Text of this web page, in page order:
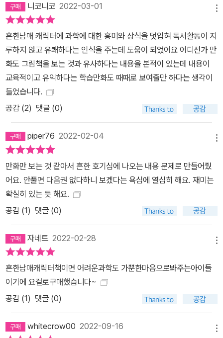
니코니코 2022-03-01
흔한남매 캐릭터에 과학에 대한 흥미와 상식을 덧입혀 독서활동이 지
루하지 않고 유쾌하다는 인식을 주는데 도움이 되었어요 어디선가 만
화도 그림책을 보는 것과 유사하다는 내용을 본적이 있는데 내용이
교육적이고 유익하다는 학습만화도 때때로 보여줄만 하다는 생각이
들었습니다.
공감 (2) 댓글 (0)
piper76 2022-02-04
만화만 보는 것 같아서 흔한 호기심에 나오는 내용 문제로 만들어줬
어요. 안풀면 다음권 없다하니 보겠다는 욕심에 열심히 해요. 재미는
확실히 있는 듯 해요.
공감 (1) 댓글 (0)
자네트 2022-02-28
흔한남매캐릭터책이면 어려운과학도 가뿐한마음으로봐주는아이들
이기에 요걸로구매했습니다~
공감 (1) 댓글 (0)
whitecrow00 2022-09-16